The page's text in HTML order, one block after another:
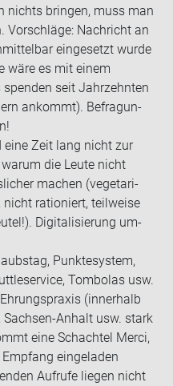
nichts brin­gen, muss man
Vor­schlä­ge: Nach­richt an
ein­ge­setzt wurde
wäre es mit einem
spen­den seit Jahr­zehn­ten
an­kommt). Be­fra­gun­
eine Zeit lang nicht zur
die Leute nicht
ma­chen (ve­ge­ta­ri­
ra­tio­niert, teil­wei­se
Di­gi­ta­li­sie­rung um­
Punk­te­sys­tem,
Tom­bo­las usw.
(in­ner­halb
Sachsen-​Anhalt usw. stark
eine Schach­tel Merci,
ein­ge­la­den
Auf­ru­fe lie­gen nicht